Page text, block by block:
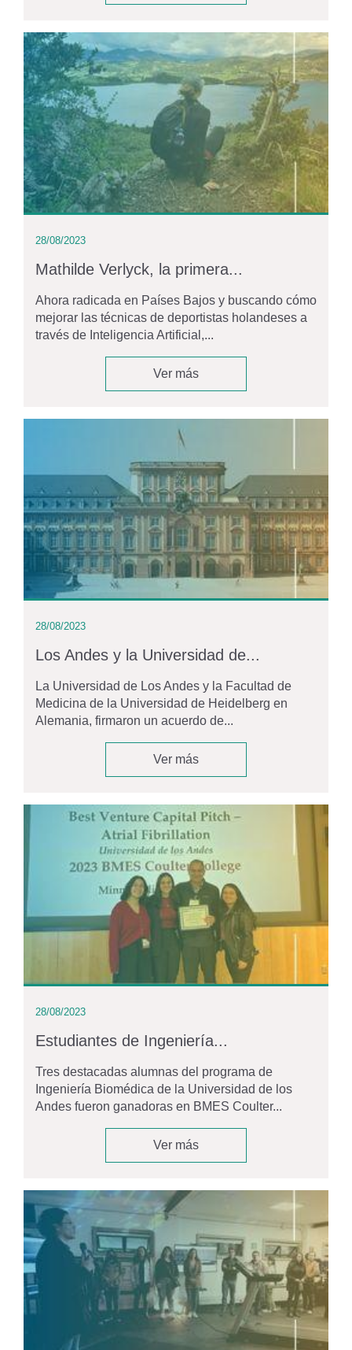
28/08/2023
Mathilde Verlyck, la primera...
Ahora radicada en Países Bajos y buscando cómo
mejorar las técnicas de deportistas holandeses a
través de Inteligencia Artificial,...
Ver más
28/08/2023
Los Andes y la Universidad de...
La Universidad de Los Andes y la Facultad de
Medicina de la Universidad de Heidelberg en
Alemania, firmaron un acuerdo de...
Ver más
28/08/2023
Estudiantes de Ingeniería...
Tres destacadas alumnas del programa de
Ingeniería Biomédica de la Universidad de los
Andes fueron ganadoras en BMES Coulter...
Ver más